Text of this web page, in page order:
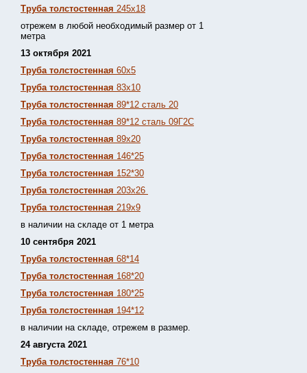
Труба толстостенная 245х18
отрежем в любой необходимый размер от 1
метра
13 октября 2021
Труба толстостенная 60х5
Труба толстостенная 83х10
Труба толстостенная 89*12 сталь 20
Труба толстостенная 89*12 сталь 09Г2С
Труба толстостенная 89х20
Труба толстостенная 146*25
Труба толстостенная 152*30
Труба толстостенная 203х26
Труба толстостенная 219х9
в наличии на складе от 1 метра
10 сентября 2021
Труба толстостенная 68*14
Труба толстостенная 168*20
Труба толстостенная 180*25
Труба толстостенная 194*12
в наличии на складе, отрежем в размер.
24 августа 2021
Труба толстостенная 76*10